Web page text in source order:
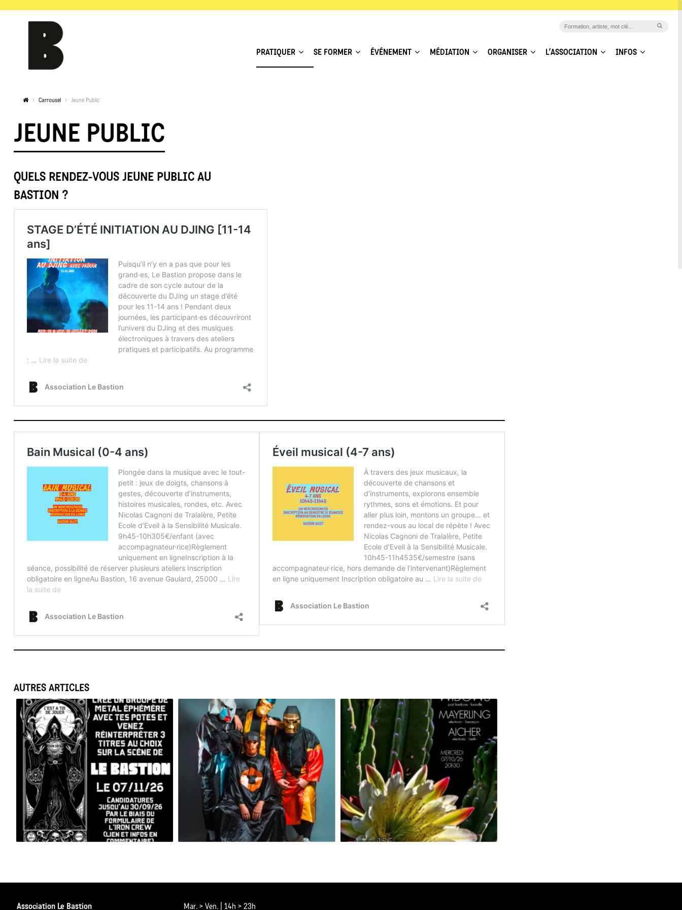
PRATIQUER SE FORMER ÉVÉNEMENT MÉDIATION ORGANISER L’ASSOCIATION INFOS
Carrousel Jeune Public
JEUNE PUBLIC
QUELS RENDEZ-VOUS JEUNE PUBLIC AU
BASTION ?
AUTRES ARTICLES
BESAC METAL ALL STARS 2026 GRAND SINGE [RELEASE PARTY] YOUNG WIDOWS + MAYERLING + AICHER
Association Le Bastion Mar. > Ven. | 14h > 23h